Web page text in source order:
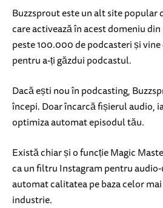
Buzzsprout este un alt site popular
care activează în acest domeniu
peste 100.000 de podcasteri și
pentru a-ți găzdui podcastul.
Dacă ești nou în podcasting,
începi. Doar încarcă fișierul audio,
optimiza automat episodul tău.
Există chiar și o funcție Magic
ca un filtru Instagram pentru
automat calitatea pe baza celor
industrie.